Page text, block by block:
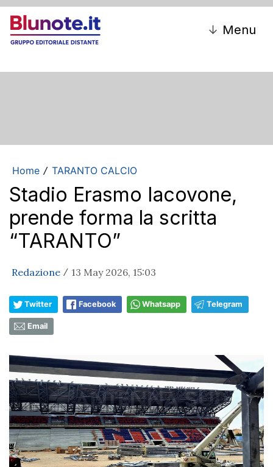
↓ Menu
Home / TARANTO CALCIO
Stadio Erasmo Iacovone,
prende forma la scritta
“TARANTO”
Redazione / 13 May 2026, 15:03
Twitter Facebook Whatsapp Telegram
Email